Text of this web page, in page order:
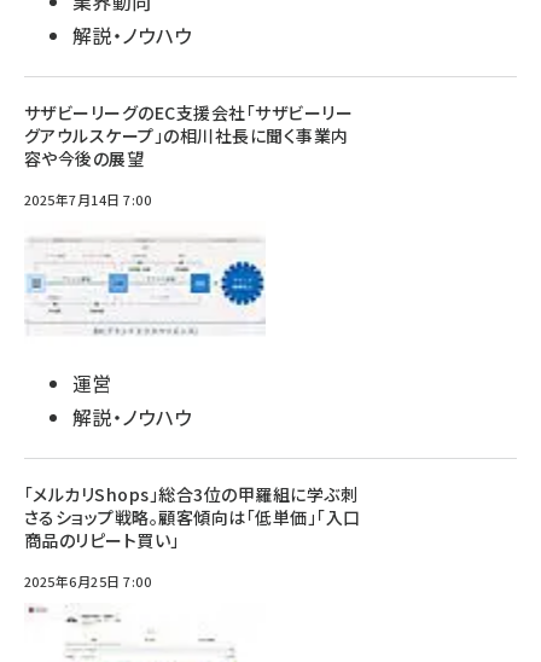
解説・ノウハウ
サザビーリーグのEC支援会社「サザビーリー
グアウルスケープ」の相川社長に聞く事業内
容や今後の展望
2025年7月14日 7:00
運営
解説・ノウハウ
「メルカリShops」総合3位の甲羅組に学ぶ刺
さるショップ戦略。顧客傾向は「低単価」「入口
商品のリピート買い」
2025年6月25日 7:00